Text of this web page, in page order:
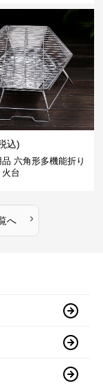
込)
六角形多機能折り
台
へ ›